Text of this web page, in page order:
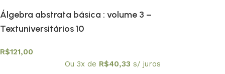
Álgebra abstrata básica : volume 3 –
Textuniversitários 10
R$121,00
Ou 3x de R$40,33 s/ juros